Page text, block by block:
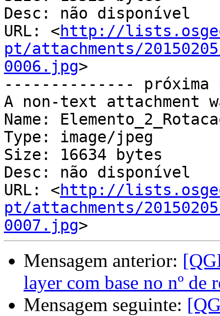
Desc: não disponível
URL: <http://
pt/attachments/
0006.jpg>
--------------
A non-text attachment
Name:
Type: image/jpeg
Size: 16634 bytes
Desc: não disponível
URL: <http://
pt/attachments/
0007.jpg
Mensagem anterior:
layer com base no nº de
Mensagem seguinte: